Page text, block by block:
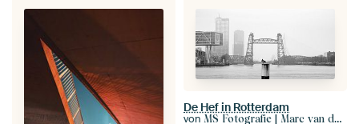
De Hef in Rotterdam
von MS Fotografie | Marc van der Stelt